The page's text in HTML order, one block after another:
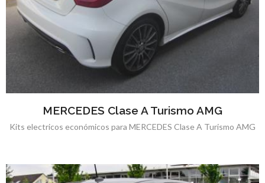
MERCEDES Clase A Turismo AMG
Kits electricos económicos para MERCEDES Clase A Turismo AMG